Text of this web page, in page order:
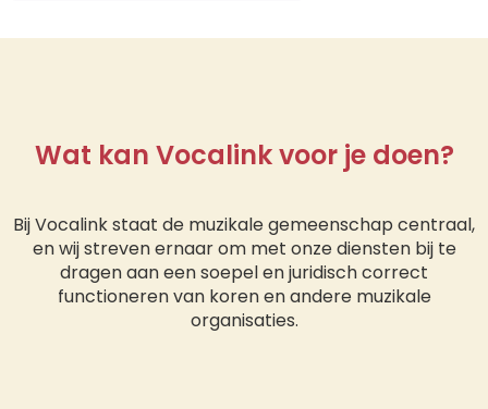
Wat kan Vocalink voor je doen?
Bij Vocalink staat de muzikale gemeenschap centraal,
en wij streven ernaar om met onze diensten bij te
dragen aan een soepel en juridisch correct
functioneren van koren en andere muzikale
organisaties.